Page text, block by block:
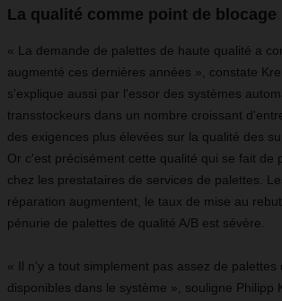
La qualité comme point de blocage
« La demande de palettes de haute qualité a
augmenté ces dernières années », constate
s'explique aussi par l'essor des systèmes
transstockeurs dans un nombre croissant
des exigences plus élevées sur la qualité des
Or c'est précisément cette qualité qui se fait de
chez les prestataires de services de palettes.
réparation augmentent, le taux de mise au
pénurie de palettes de qualité A/B est sévère.
« Il n'y a tout simplement pas assez de palettes
disponibles dans le système », souligne Philipp